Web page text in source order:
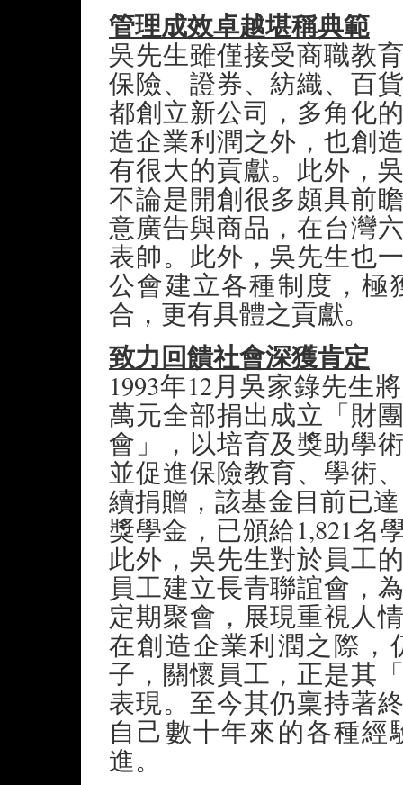
管理成效卓越堪稱典範
吳先生雖僅接受商職教
保險、證券、紡織、百
都創立新公司，多角化
造企業利潤之外，也創
有很大的貢獻。此外，
不論是開創很多頗具前
意廣告與商品，在台灣
表帥。此外，吳先生也
公會建立各種制度，極
合，更有具體之貢獻。
致力回饋社會深獲肯定
1993年12月吳家錄先生
萬元全部捐出成立「財
會」，以培育及獎助學
並促進保險教育、學術
續捐贈，該基金目前已
獎學金，已頒給1,821名
此外，吳先生對於員工
員工建立長青聯誼會，
定期聚會，展現重視人
在創造企業利潤之際，
子，關懷員工，正是其
表現。至今其仍稟持著
自己數十年來的各種
進。